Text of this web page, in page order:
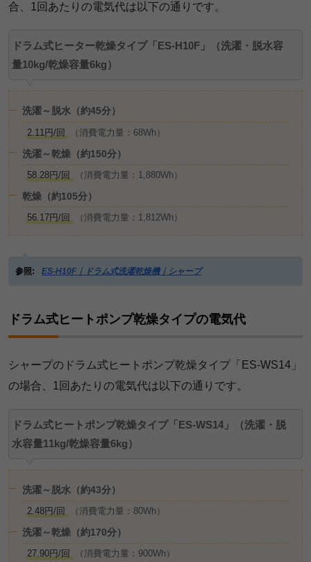
合、1回あたりの電気代は以下の通りです。
ドラム式ヒーター乾燥タイプ「ES-H10F」（洗濯・脱水容
量10kg/乾燥容量6kg）
洗濯～脱水（約45分）
2.11円/回 （消費電力量：68Wh）
洗濯～乾燥（約150分）
58.28円/回 （消費電力量：1,880Wh）
乾燥（約105分）
56.17円/回 （消費電力量：1,812Wh）
参照: ES-H10F｜ドラム式洗濯乾燥機｜シャープ
ドラム式ヒートポンプ乾燥タイプの電気代
シャープのドラム式ヒートポンプ乾燥タイプ「ES-WS14」
の場合、1回あたりの電気代は以下の通りです。
ドラム式ヒートポンプ乾燥タイプ「ES-WS14」（洗濯・脱
水容量11kg/乾燥容量6kg）
洗濯～脱水（約43分）
2.48円/回 （消費電力量：80Wh）
洗濯～乾燥（約170分）
27.90円/回 （消費電力量：900Wh）